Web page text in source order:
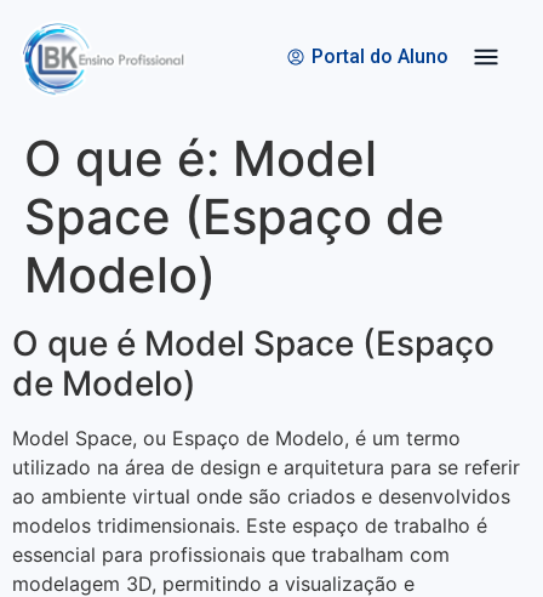
Portal do Aluno
O que é: Model
Space (Espaço de
Modelo)
O que é Model Space (Espaço
de Modelo)
Model Space, ou Espaço de Modelo, é um termo
utilizado na área de design e arquitetura para se referir
ao ambiente virtual onde são criados e desenvolvidos
modelos tridimensionais. Este espaço de trabalho é
essencial para profissionais que trabalham com
modelagem 3D, permitindo a visualização e